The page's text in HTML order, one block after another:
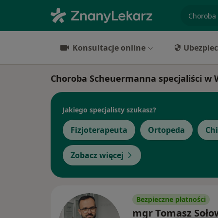
Konsultacje online
Choroba Scheuermanna specjaliści w
Jakiego specjalisty szukasz?
Fizjoterapeuta Ortopeda
Zobacz więcej
Bezpieczne płatności
mgr Tomasz